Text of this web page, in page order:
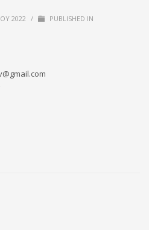
2022 / PUBLISHED IN